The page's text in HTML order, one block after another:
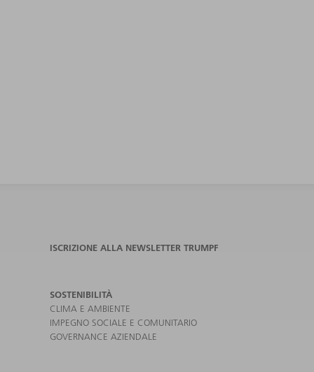
ISCRIZIONE ALLA NEWSLETTER TRUMPF
SOSTENIBILITÀ
CLIMA E AMBIENTE
IMPEGNO SOCIALE E COMUNITARIO
GOVERNANCE AZIENDALE